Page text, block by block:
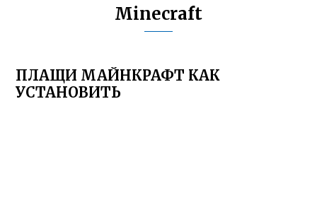
Minecraft
ПЛАЩИ МАЙНКРАФТ КАК
УСТАНОВИТЬ